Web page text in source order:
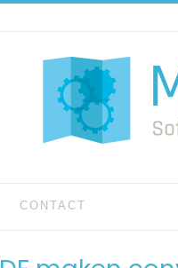
CONTACT